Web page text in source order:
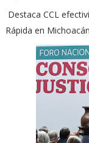
Destaca CCL
Rápida en Michoacán